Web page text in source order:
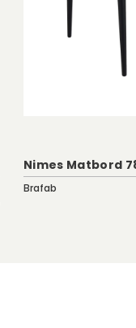
Nimes Matbord
Brafab